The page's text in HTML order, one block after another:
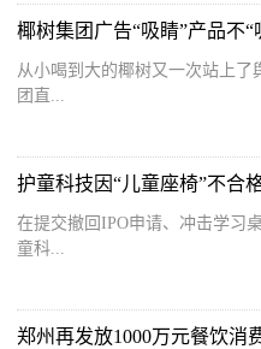
从小喝到大的椰树又一次站上了
团直...
在提交撤回IPO申请、冲击学习
童科...